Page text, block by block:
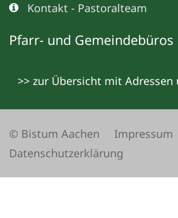
Kontakt - Pastoralteam
Pfarr- und Gemeindebüros
>> zur Übersicht mit
© Bistum Aachen
Impressum
Datenschutzerklärung